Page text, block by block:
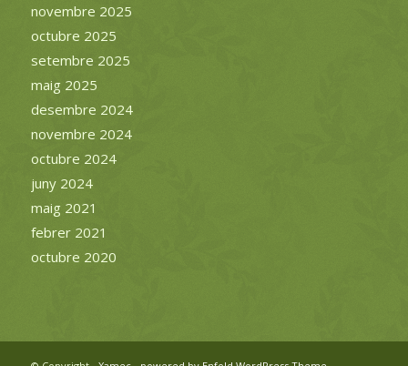
novembre 2025
octubre 2025
setembre 2025
maig 2025
desembre 2024
novembre 2024
octubre 2024
juny 2024
maig 2021
febrer 2021
octubre 2020